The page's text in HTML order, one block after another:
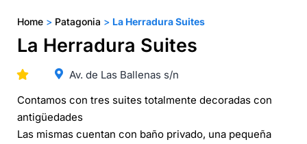
Home > Patagonia > La Herradura Suites
La Herradura Suites
Av. de Las Ballenas s/n
Contamos con tres suites totalmente decoradas con
antigüedades
Las mismas cuentan con baño privado, una pequeña